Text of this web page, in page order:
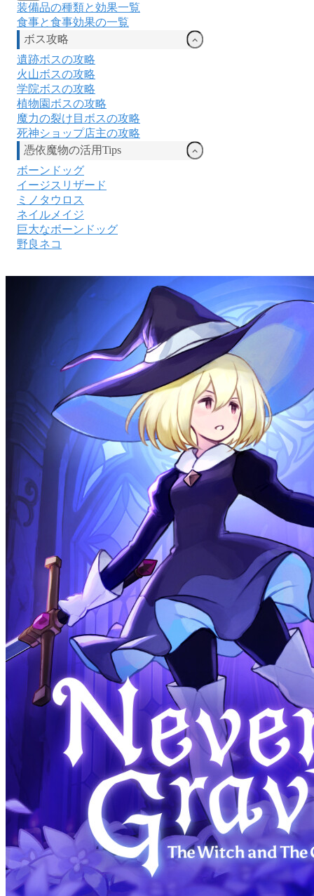
装備品の種類と効果一覧
食事と食事効果の一覧
ボス攻略
遺跡ボスの攻略
火山ボスの攻略
学院ボスの攻略
植物園ボスの攻略
魔力の裂け目ボスの攻略
死神ショップ店主の攻略
憑依魔物の活用Tips
ボーンドッグ
イージスリザード
ミノタウロス
ネイルメイジ
巨大なボーンドッグ
野良ネコ